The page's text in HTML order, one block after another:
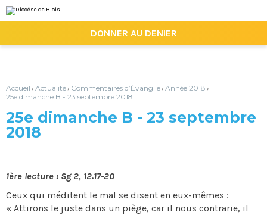
au
contenu.
la
personnels
DONNER AU DENIER
Accueil › Actualité› Commentaires d’Évangile› Année 2018 ›
25e dimanche B - 23 septembre 2018
25e dimanche B - 23 septembre
2018
1ère lecture : Sg 2, 12.17-20
Ceux qui méditent le mal se disent en eux-mêmes :
« Attirons le juste dans un piège, car il nous contrarie, il